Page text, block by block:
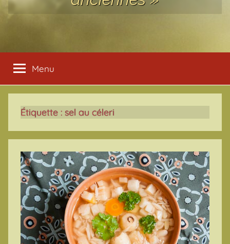
Menu
Étiquette : sel au céleri